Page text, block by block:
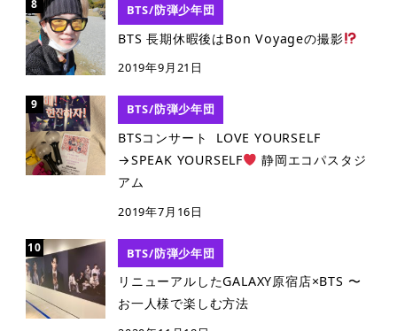
BTS/防弾少年団
BTS 長期休暇後はBon Voyageの撮影
2019年9月21日
BTS/防弾少年団
BTSコンサート LOVE YOURSELF
→SPEAK YOURSELF
静岡エコパスタジ
アム
2019年7月16日
BTS/防弾少年団
リニューアルしたGALAXY原宿店×BTS 〜
お一人様で楽しむ方法